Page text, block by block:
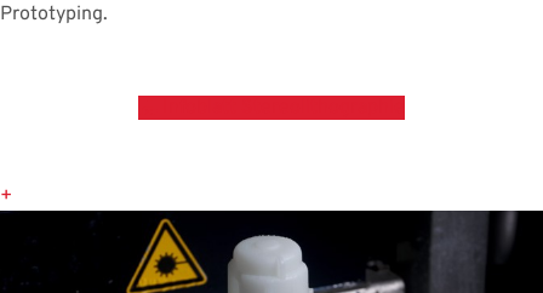
Prototyping.
+